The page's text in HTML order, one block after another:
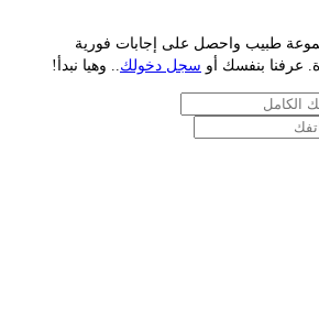
طبيب واحصل على إجابات فورية
بنفسك أوسجل دخولك.. وهيا نبدأ!